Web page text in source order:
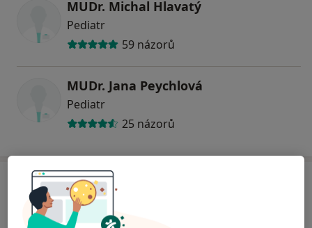
MUDr. Michal Hlavatý
Pediatr
59 názorů
MUDr. Jana Peychlová
Pediatr
25 názorů
Adresa